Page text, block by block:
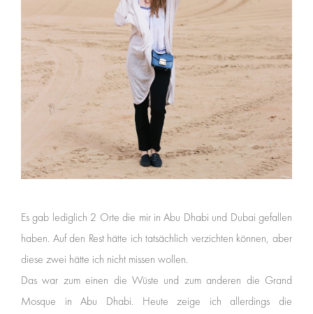
Es gab lediglich 2 Orte die mir in Abu Dhabi und Dubai gefallen
haben. Auf den Rest hätte ich tatsächlich verzichten können, aber
diese zwei hätte ich nicht missen wollen.
Das war zum einen die Wüste und zum anderen die Grand
Mosque in Abu Dhabi. Heute zeige ich allerdings die